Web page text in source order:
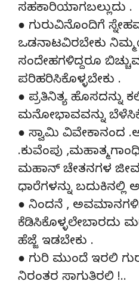
ಸಹಕಾರಿಯಾಗಬಲ್ಲುದು .
● ಗುರುವಿನೊಂದಿಗೆ
ಒಡನಾಟವಿರಬೇಕು
ಸಂದೇಹಗಳಿದ್ದರೂ
ಪರಿಹರಿಸಿಕೊಳ್ಳಬೇಕು .
● ಪ್ರತಿನಿತ್ಯ ಹೊಸದನ್ನು
ಮನೋಭಾವವನ್ನು
● ಸ್ವಾಮಿ ವಿವೇಕಾನಂದ
.ಕುವೆಂಪು ,ಮಹಾತ್ಮ
ಮಹಾನ್ ಚೇತನಗಳ
ಧಾರೆಗಳನ್ನು ಬದುಕಿನಲ್ಲಿ
● ನಿಂದನೆ ,
ಕೆಡಿಸಿಕೊಳ್ಳಲೇಬಾರದು
ಹೆಜ್ಜೆ ಇಡಬೇಕು .
● ಗುರಿ ಮುಂದೆ ಇರಲಿ
ನಿರಂತರ ಸಾಗುತಿರಲಿ !..